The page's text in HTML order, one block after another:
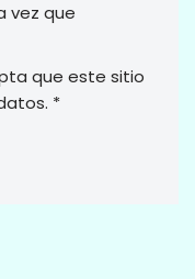
vez que
que este sitio
*